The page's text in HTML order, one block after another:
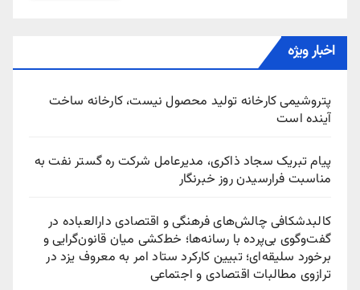
اخبار ویژه
پتروشیمی کارخانه تولید محصول نیست، کارخانه ساخت
آینده است
پیام تبریک سجاد ذاکری، مدیرعامل شرکت ره‌ گستر نفت به
مناسبت فرارسیدن روز خبرنگار
کالبدشکافی چالش‌های فرهنگی و اقتصادی دارالعباده در
گفت‌وگوی بی‌پرده با رسانه‌ها؛ خط‌کشی میان قانون‌گرایی و
برخورد سلیقه‌ای؛ تبیین کارکرد ستاد امر به معروف یزد در
ترازوی مطالبات اقتصادی و اجتماعی